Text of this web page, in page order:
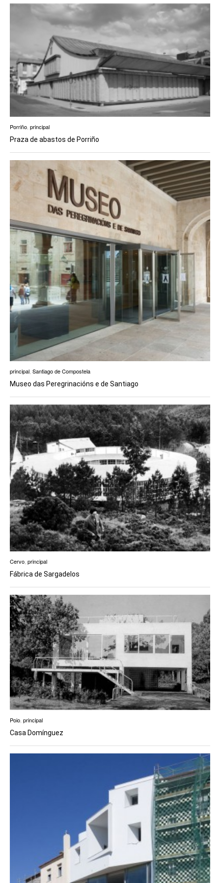
Porriño principal
Praza de abastos de Porriño
principal Santiago de Compostela
Museo das Peregrinacións e de Santiago
Cervo principal
Fábrica de Sargadelos
Poio principal
Casa Domínguez